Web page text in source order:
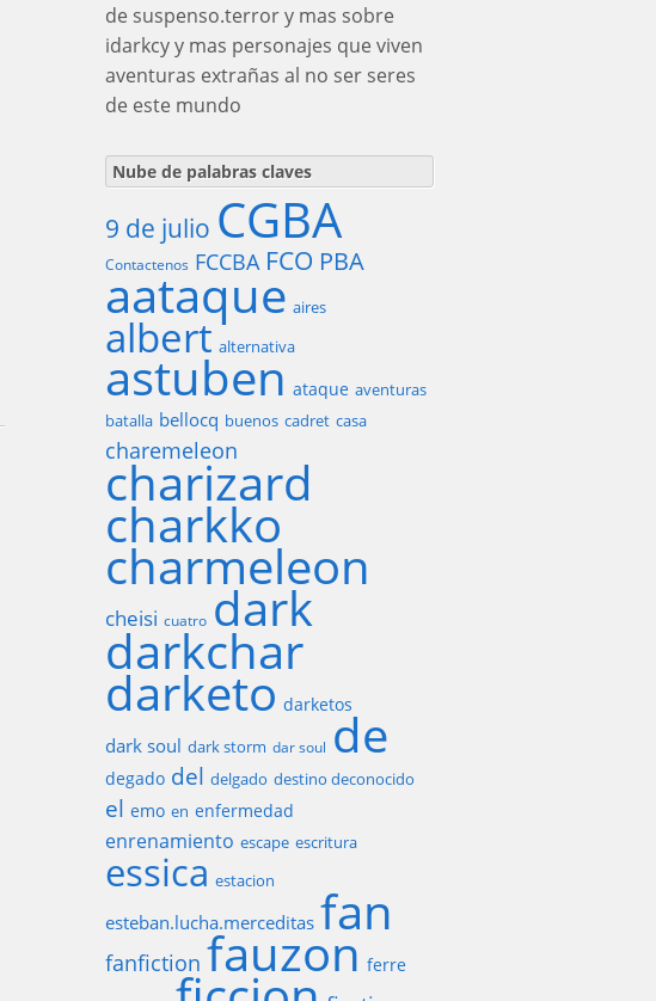
de suspenso.terror y mas sobre
idarkcy y mas personajes que viven
aventuras extrañas al no ser seres
de este mundo
Nube de palabras claves
9 de julio CGBA
Contactenos FCCBA FCO PBA
aataque aires
albert alternativa
astuben ataque aventuras
batalla bellocq buenos cadret casa
charemeleon
charizard
charkko
charmeleon
cheisi cuatro dark
darkchar
darketo darketos
dark soul dark storm dar soul de
degado del delgado destino deconocido
el emo en enfermedad
enrenamiento escape escritura
essica estacion
esteban.lucha.merceditas fan
fanfiction fauzon ferre